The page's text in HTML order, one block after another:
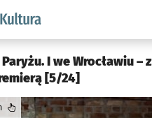
wroclaw.pl podserwis:
I we Wrocławiu –
[5/24]